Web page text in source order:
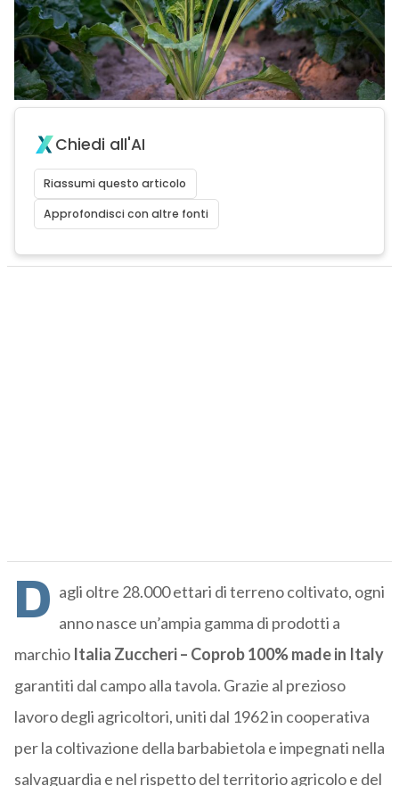
Chiedi all'AI
Riassumi questo articolo
Approfondisci con altre fonti
D agli oltre 28.000 ettari di terreno coltivato, ogni
anno nasce un’ampia gamma di prodotti a
marchio Italia Zuccheri – Coprob 100% made in Italy
garantiti dal campo alla tavola. Grazie al prezioso
lavoro degli agricoltori, uniti dal 1962 in cooperativa
per la coltivazione della barbabietola e impegnati nella
salvaguardia e nel rispetto del territorio agricolo e del